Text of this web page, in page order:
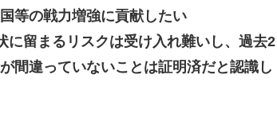
等の戦力増強に貢献したい
留まるリスクは受け入れ難いし、過去2
間違っていないことは証明済だと認識し